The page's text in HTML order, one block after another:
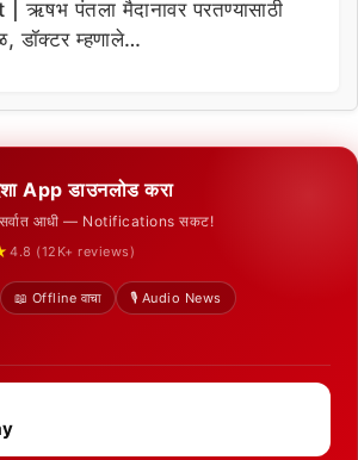
पंतला मैदानावर परतण्यासाठी
डॉक्टर म्हणाले…
App डाउनलोड करा
सर्वात आधी — Notifications सकट!
4.8 (12K+ reviews)
📖 Offline वाचा
🎙️ Audio News